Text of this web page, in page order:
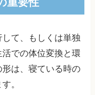
て、もしくは単独
での体位変換と環
は、寝ている時の
。